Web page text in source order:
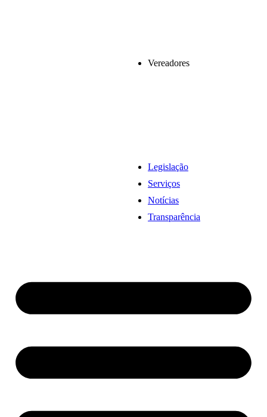
Vereadores
Legislação
Serviços
Notícias
Transparência